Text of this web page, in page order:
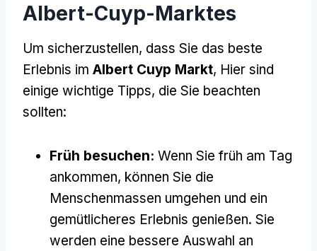
Albert-Cuyp-Marktes
Um sicherzustellen, dass Sie das beste
Erlebnis im Albert Cuyp Markt, Hier sind
einige wichtige Tipps, die Sie beachten
sollten:
Früh besuchen: Wenn Sie früh am Tag
ankommen, können Sie die
Menschenmassen umgehen und ein
gemütlicheres Erlebnis genießen. Sie
werden eine bessere Auswahl an